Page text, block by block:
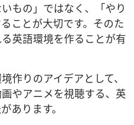
もの」ではなく、「やり
ことが大切です。そのた
英語環境を作ることが有
作りのアイデアとして、
やアニメを視聴する、英
あります。